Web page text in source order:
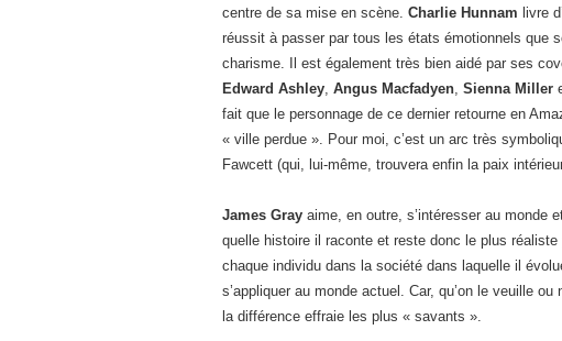
centre de sa mise en scène. Charlie Hunnam livre
réussit à passer par tous les états émotionnels que
charisme. Il est également très bien aidé par ses
Edward Ashley Angus Macfadyen Sienna Miller
fait que le personnage de ce dernier retourne en
« ville perdue ». Pour moi, c’est un arc très
Fawcett (qui, lui-même, trouvera enfin la paix
James Gray aime, en outre, s’intéresser au monde
quelle histoire il raconte et reste donc le plus
chaque individu dans la société dans laquelle il
s’appliquer au monde actuel. Car, qu’on le veuille
la différence effraie les plus « savants ».